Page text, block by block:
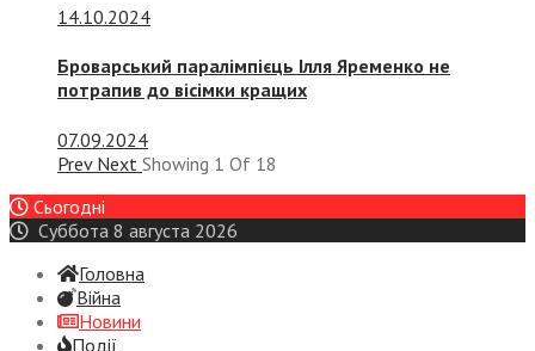
14.10.2024
Броварський паралімпієць Ілля Яременко не
потрапив до вісімки кращих
07.09.2024
Prev Next Showing 1 Of 18
Сьогодні
Суббота 8 августа 2026
Головна
Війна
Новини
Події